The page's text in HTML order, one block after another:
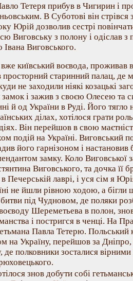
Тетеря прибув в Чигирин і
В Суботові він стрівся
Юрій дозволив сестрі
Виговську з полону і одіслав з
Виговського.
київський воєвода, проживав
просторний старинний палац, де
не заходили ніякі козацькі
і зажив з своєю Олесею та
й од України в Руді. Його тягло
ділах, хотілося грати
Він перейшов в свою
подій на Україні. Виговський
його гарнізоном і настановив
замку. Коло Виговської
Виговського, та дочка її
Печерській лаврі, і уся сім я
не йшли рівною ходою, а
під Чудновом, де поляки
Шереметьева в полон,
і постригся в ченці. На
Павла Тетерю. Польський
на Україну, перейшов за
де полковники зосталися
знов добути собі